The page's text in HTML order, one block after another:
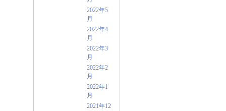
2022年5
月
2022年4
月
2022年3
月
2022年2
月
2022年1
月
2021年12